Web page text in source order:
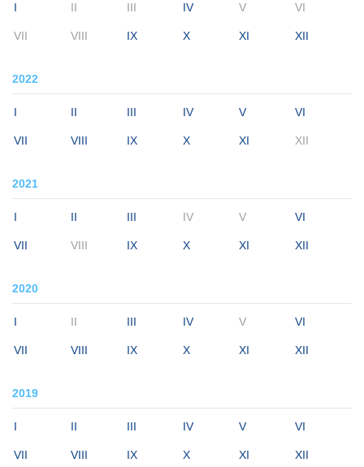
I II III IV V VI
VII VIII IX X XI XII
2022
I II III IV V VI
VII VIII IX X XI XII
2021
I II III IV V VI
VII VIII IX X XI XII
2020
I II III IV V VI
VII VIII IX X XI XII
2019
I II III IV V VI
VII VIII IX X XI XII